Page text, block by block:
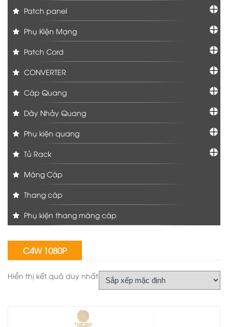
Patch panel
Phụ Kiện Mạng
Patch Cord
CONVERTER
Cáp Quang
Dây Nhảy Quang
Phụ kiện quang
Tủ Rack
Máng Cáp
Thang cáp
Phụ kiện thang máng cáp
C4W 1080P
Hiển thị kết quả duy nhất